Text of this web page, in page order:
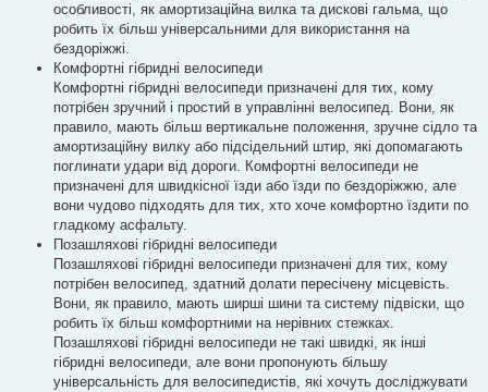
особливості, як амортизаційна вилка та дискові гальма, що
робить їх більш універсальними для використання на
бездоріжжі.
Комфортні гібридні велосипеди
Комфортні гібридні велосипеди призначені для тих, кому
потрібен зручний і простий в управлінні велосипед. Вони, як
правило, мають більш вертикальне положення, зручне сідло та
амортизаційну вилку або підсідельний штир, які допомагають
поглинати удари від дороги. Комфортні велосипеди не
призначені для швидкісної їзди або їзди по бездоріжжю, але
вони чудово підходять для тих, хто хоче комфортно їздити по
гладкому асфальту.
Позашляхові гібридні велосипеди
Позашляхові гібридні велосипеди призначені для тих, кому
потрібен велосипед, здатний долати пересічену місцевість.
Вони, як правило, мають ширші шини та систему підвіски, що
робить їх більш комфортними на нерівних стежках.
Позашляхові гібридні велосипеди не такі швидкі, як інші
гібридні велосипеди, але вони пропонують більшу
універсальність для велосипедистів, які хочуть досліджувати